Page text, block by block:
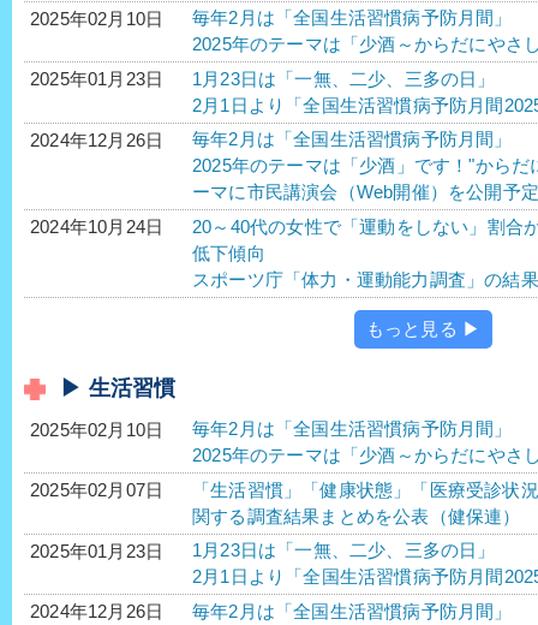
2025年02月10日
毎年2月は「全国生活習慣病予防月間」
2025年のテーマは「少酒～からだにやさ
2025年01月23日
1月23日は「一無、二少、三多の日」
2月1日より「全国生活習慣病予防月間
2024年12月26日
毎年2月は「全国生活習慣病予防月間」
2025年のテーマは「少酒」です！"から
ーマに市民講演会（Web開催）を公開予定
2024年10月24日
20～40代の女性で「運動をしない」割合
低下傾向
スポーツ庁「体力・運動能力調査」の結果
もっと見る ▶
▶ 生活習慣
2025年02月10日
毎年2月は「全国生活習慣病予防月間」
2025年のテーマは「少酒～からだにやさ
2025年02月07日
「生活習慣」「健康状態」「医療受診状
関する調査結果まとめを公表（健保連）
2025年01月23日
1月23日は「一無、二少、三多の日」
2月1日より「全国生活習慣病予防月間
2024年12月26日
毎年2月は「全国生活習慣病予防月間」